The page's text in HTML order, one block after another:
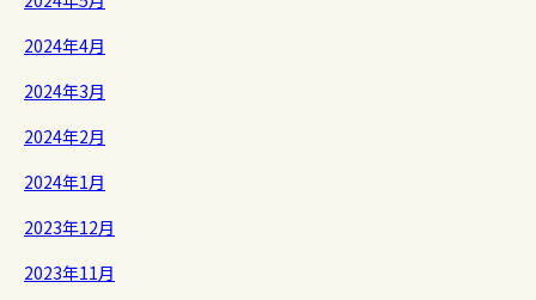
2024年4月
2024年3月
2024年2月
2024年1月
2023年12月
2023年11月